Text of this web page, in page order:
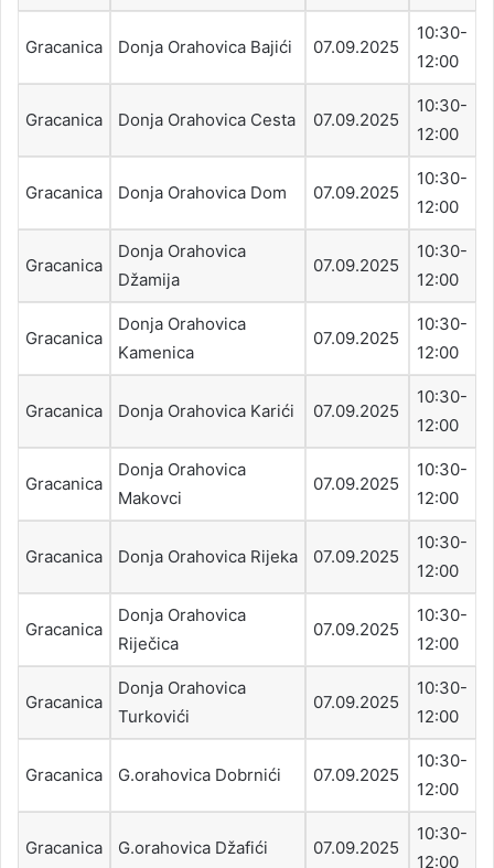
Gracanica Donja Orahovica Bajići 07.09.2025
10:30-
12:00
Gracanica Donja Orahovica Cesta 07.09.2025
10:30-
12:00
Gracanica Donja Orahovica Dom 07.09.2025
10:30-
12:00
Gracanica
Donja Orahovica
Džamija
07.09.2025
10:30-
12:00
Gracanica
Donja Orahovica
Kamenica
07.09.2025
10:30-
12:00
Gracanica Donja Orahovica Karići 07.09.2025
10:30-
12:00
Gracanica
Donja Orahovica
Makovci
07.09.2025
10:30-
12:00
Gracanica Donja Orahovica Rijeka 07.09.2025
10:30-
12:00
Gracanica
Donja Orahovica
Riječica
07.09.2025
10:30-
12:00
Gracanica
Donja Orahovica
Turkovići
07.09.2025
10:30-
12:00
Gracanica G.orahovica Dobrnići 07.09.2025
10:30-
12:00
Gracanica G.orahovica Džafići 07.09.2025
10:30-
12:00